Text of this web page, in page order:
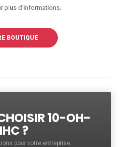
plus d'informations.
BOUTIQUE
10-OH-
?
pour votre entreprise.